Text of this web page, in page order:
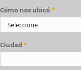
Cómo nos ubicó*
Ciudad *